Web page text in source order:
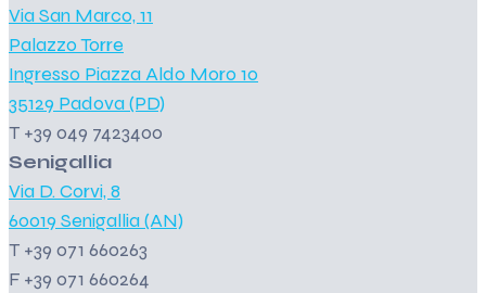
Via San Marco, 11
Palazzo Torre
Ingresso Piazza Aldo Moro 10
35129 Padova (PD)
T +39 049 7423400
Senigallia
Via D. Corvi, 8
60019 Senigallia (AN)
T +39 071 660263
F +39 071 660264